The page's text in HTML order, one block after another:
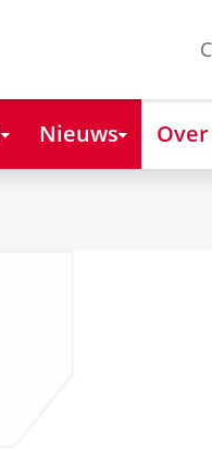
Nieuws